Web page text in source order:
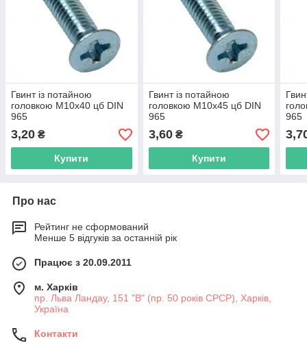
Гвинт із потайною
головкою М10х40 цб DIN
965
3,20 ₴
Купити
Гвинт із потайною
головкою М10х45 цб DIN
965
3,60₴
Купити
965
Про нас
Рейтинг не сформований
Менше 5 відгуків за останній рік
Працює з 20.09.2011
м. Харків
пр. Льва Ландау, 151 "В" (пр. 50 років СРСР), Харків,
Україна
Контакти